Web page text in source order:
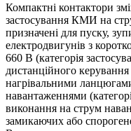
Компактні контактори
застосування КМИ на
призначені для пуску,
електродвигунів з
660 В (категорія
дистанційного
нагрівальними
навантаженнями
виконання на струм
замикаючих або